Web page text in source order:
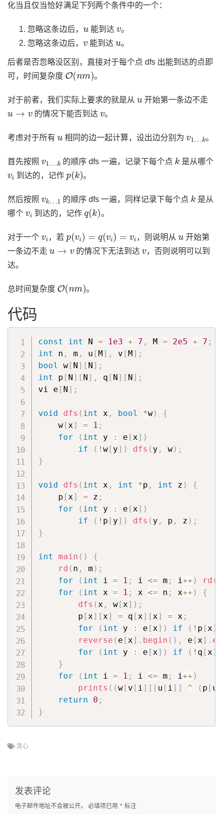
化当且仅当恰好满足下列两个条件中的一个：
忽略这条边后， 能到达
。
忽略这条边后，
能到达 。
后者是否忽略没区别，直接对于每个点 dfs 出能到达的点即
可，时间复杂度
O( )
。
对于前者，我们实际上要求的就是从 开始第一条边不走
的情况下能否到达 。
考虑对于所有 相同的边一起计算，设出边分别为 。
首先按照 的顺序 dfs 一遍，记录下每个点
k
是从哪个
到达的，记作
(k )
。
然后按照 的顺序 dfs 一遍，同样记录下每个点
k
是从
哪个
到达的，记作
(k )
。
对于一个 ，若
( ) i) =v
，则说明从
开始第
一条边不走
的情况下无法到达
，否则说明可以到
达。
总时间复杂度
O( )
。
代码
const int N = 1e3 + 7 , M = 2e5 + 7 ;
int n , m , u [M] , v [M] ;
bool w[ N] [ N] ;
int p [ N] [ N] , q [ N] [ N] ;
vi e [ N] ;
void dfs ( int x , bool *w)
{
    w
[x] = 1 ;
for
( int y : e [x] )
if
( ! w[ y] ) dfs ( y , w) ;
}
void dfs ( int x , int *p , int z )
{
    p
[x] = z ;
for
( int y : e [x] )
if
( ! p [ y] ) dfs ( y , p , z ) ;
}
int main ( )
{
rd ( n , m ) ;
for
( int i = 1 ; i <= m ; i++ ) rd (
for
( int x = 1 ; x <= n ; x++ )
{
dfs (x , w[x] ) ;
        p
[x] [x] = q [x] [x] = x ;
for
( int y : e [x] ) if ( ! p [x]
reverse ( e [x] . begin ( ) , e [x] .
for
( int y : e [x] ) if ( ! q [x]
}
for
( int i = 1 ; i <= m ; i++ )
prints ( (w[ v [ i] ] [ u [ i] ] ^ ( p [ u
return
0 ;
}
贪心
发表评论
电子邮件地址不会被公开。 必填项已用 * 标注